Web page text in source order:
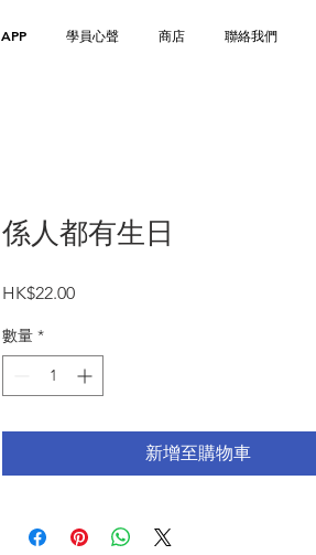
APP 學員心聲 商店 聯絡我們
係人都有生日
HK$22.00價
數量 *
新增至購物車